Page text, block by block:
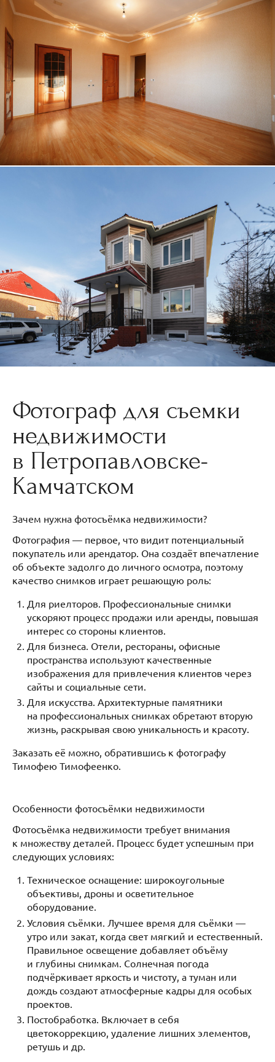
Фотограф для съемки
недвижимости
в Петропавловске-
Камчатском
Зачем нужна фотосъёмка недвижимости?
Фотография — первое, что видит потенциальный
покупатель или арендатор. Она создаёт впечатление
об объекте задолго до личного осмотра, поэтому
качество снимков играет решающую роль:
Для риелторов. Профессиональные снимки
ускоряют процесс продажи или аренды, повышая
интерес со стороны клиентов.
Для бизнеса. Отели, рестораны, офисные
пространства используют качественные
изображения для привлечения клиентов через
сайты и социальные сети.
Для искусства. Архитектурные памятники
на профессиональных снимках обретают вторую
жизнь, раскрывая свою уникальность и красоту.
Заказать её можно, обратившись к фотографу
Тимофею Тимофеенко.
Особенности фотосъёмки недвижимости
Фотосъёмка недвижимости требует внимания
к множеству деталей. Процесс будет успешным при
следующих условиях:
Техническое оснащение: широкоугольные
объективы, дроны и осветительное
оборудование.
Условия съёмки. Лучшее время для съёмки —
утро или закат, когда свет мягкий и естественный.
Правильное освещение добавляет объёму
и глубины снимкам. Солнечная погода
подчёркивает яркость и чистоту, а туман или
дождь создают атмосферные кадры для особых
проектов.
Постобработка. Включает в себя
цветокоррекцию, удаление лишних элементов,
ретушь и др.